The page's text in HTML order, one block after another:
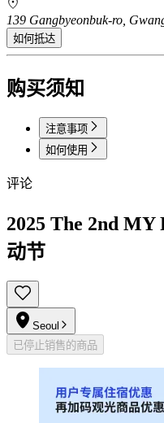
139 Gangbyeonbuk-ro,
如何抵达
购买须知
注意事项
如何使用
评论
2025 The 2nd MY
动节
Seoul
已停止销售的商品